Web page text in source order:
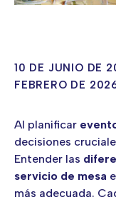
10 DE JUNIO DE
FEBRERO DE
Al planificar
decisiones
Entender las
servicio de mesa
más adecuada.